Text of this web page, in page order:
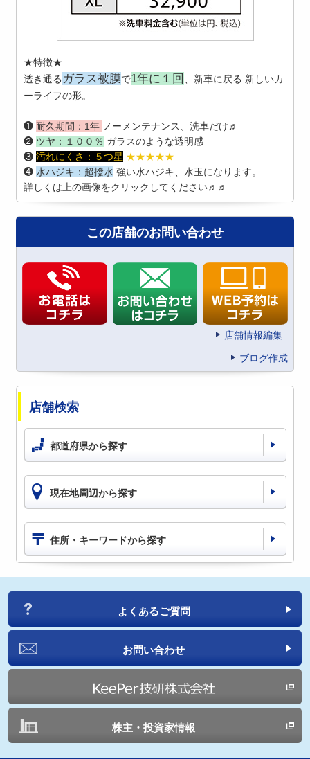
★特徴★
透き通る ガラス被膜で1年に１回
、新車に戻る 新しいカ
ーライフの形。
❶耐久期間：1年 ノーメンテナンス、洗車だけ♬
❷ ツヤ：１００％ ガラスのような透明感
❸汚れにくさ： ５つ星 ★★★★★
❹水ハジキ：超撥水 強い水ハジキ、水玉になります。
詳しくは上の画像をクリックしてください♬♬
この店舗のお問い合わせ
店舗情報編集
ブログ作成
店舗検索
都道府県から探す
現在地周辺から探す
住所・キーワードから探す
よくあるご質問
お問い合わせ
株主・投資家情報